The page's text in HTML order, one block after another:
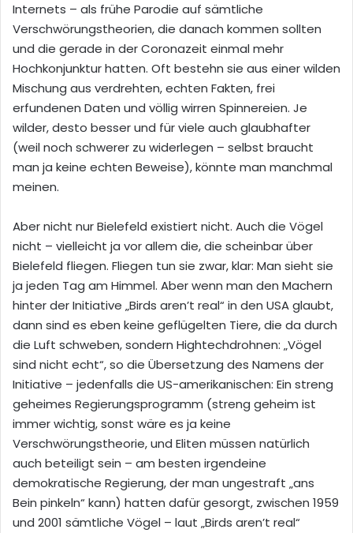
Internets – als frühe Parodie auf sämtliche
Verschwörungstheorien, die danach kommen sollten
und die gerade in der Coronazeit einmal mehr
Hochkonjunktur hatten. Oft bestehn sie aus einer wilden
Mischung aus verdrehten, echten Fakten, frei
erfundenen Daten und völlig wirren Spinnereien. Je
wilder, desto besser und für viele auch glaubhafter
(weil noch schwerer zu widerlegen – selbst braucht
man ja keine echten Beweise), könnte man manchmal
meinen.
Aber nicht nur Bielefeld existiert nicht. Auch die Vögel
nicht – vielleicht ja vor allem die, die scheinbar über
Bielefeld fliegen. Fliegen tun sie zwar, klar: Man sieht sie
ja jeden Tag am Himmel. Aber wenn man den Machern
hinter der Initiative „Birds aren’t real“ in den USA glaubt,
dann sind es eben keine geflügelten Tiere, die da durch
die Luft schweben, sondern Hightechdrohnen: „Vögel
sind nicht echt“, so die Übersetzung des Namens der
Initiative – jedenfalls die US-amerikanischen: Ein streng
geheimes Regierungsprogramm (streng geheim ist
immer wichtig, sonst wäre es ja keine
Verschwörungstheorie, und Eliten müssen natürlich
auch beteiligt sein – am besten irgendeine
demokratische Regierung, der man ungestraft „ans
Bein pinkeln“ kann) hatten dafür gesorgt, zwischen 1959
und 2001 sämtliche Vögel – laut „Birds aren’t real“